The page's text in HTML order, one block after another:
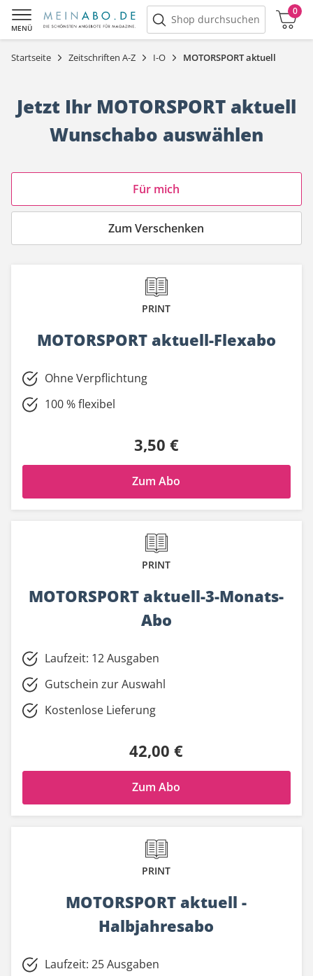
MENÜ
Shop durchsuchen
0
Warenkorb
Startseite Zeitschriften A-Z I-O MOTORSPORT aktuell
Jetzt Ihr MOTORSPORT aktuell
Wunschabo auswählen
Angebotskategorie
Für mich
Zum Verschenken
PRINT
MOTORSPORT aktuell-Flexabo
Ohne Verpflichtung
100 % flexibel
3,50 €
Zum Abo
PRINT
MOTORSPORT aktuell-3-Monats-
Abo
Laufzeit: 12 Ausgaben
Gutschein zur Auswahl
Kostenlose Lieferung
42,00 €
Zum Abo
PRINT
MOTORSPORT aktuell -
Halbjahresabo
Laufzeit: 25 Ausgaben